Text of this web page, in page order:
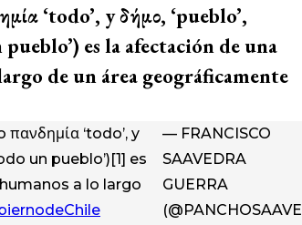
‘todo’, y δήμο, ‘pueblo’,
es la afectación de una
de un área geográficamente
‘todo’, y
un pueblo’)[1]​ es
a lo largo
— FRANCISCO
SAAVEDRA
GUERRA
(@PANCHOSAAVE